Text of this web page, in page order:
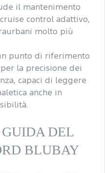
il mantenimento
control adattivo,
molto più
punto di riferimento
la precisione dei
capaci di leggere
anche in
DEL
BLUBAY